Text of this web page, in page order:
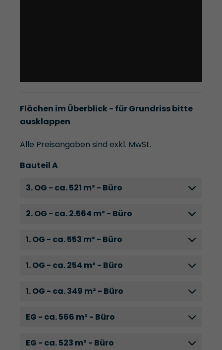
Flächen im Überblick - für Grundriss bitte
ausklappen
Alle Preisangaben sind exkl. MwSt.
Bauteil A
3. OG - ca. 521 m² - Büro
2. OG - ca. 2.564 m² - Büro
1. OG - ca. 553 m² - Büro
1. OG - ca. 254 m² - Büro
1. OG - ca. 349 m² - Büro
EG - ca. 566 m² - Büro
EG - ca. 523 m² - Büro